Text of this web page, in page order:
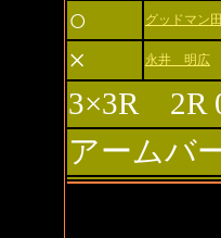
○
グッドマン
× 永井 明広
3×3R 2R
アームバ